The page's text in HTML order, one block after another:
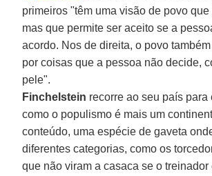
primeiros "têm uma visão de povo que
mas que permite ser aceito se a
acordo. Nos de direita, o povo
por coisas que a pessoa não decide,
pele".
Finchelstein recorre ao seu país para
como o populismo é mais um
conteúdo, uma espécie de gaveta
diferentes categorias, como os
que não viram a casaca se o treinador